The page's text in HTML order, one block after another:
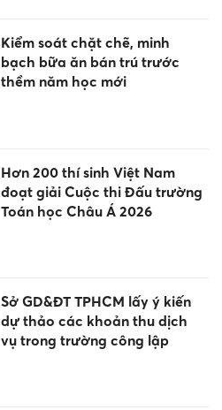
Kiểm soát chặt chẽ, minh
bạch bữa ăn bán trú trước
thềm năm học mới
Hơn 200 thí sinh Việt Nam
đoạt giải Cuộc thi Đấu trường
Toán học Châu Á 2026
Sở GD&ĐT TPHCM lấy ý kiến
dự thảo các khoản thu dịch
vụ trong trường công lập